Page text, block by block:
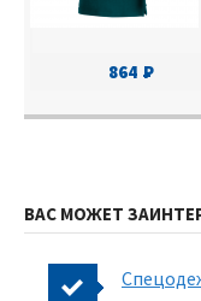
864
ВАС МОЖЕТ